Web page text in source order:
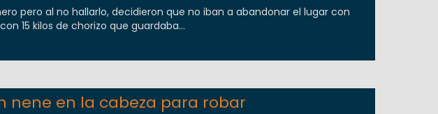
pero al no hallarlo, decidieron que no iban a abandonar el lugar con
15 kilos de chorizo que guardaba...
nene en la cabeza para robar